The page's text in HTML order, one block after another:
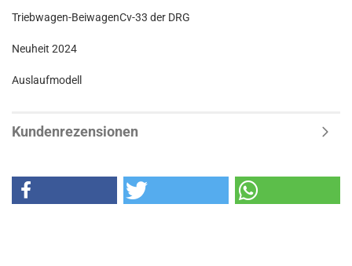
Triebwagen-BeiwagenCv-33 der DRG
Neuheit 2024
Auslaufmodell
Kundenrezensionen